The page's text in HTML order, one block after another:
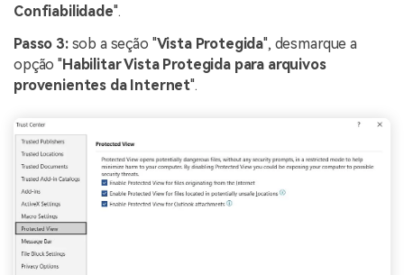
Confiabilidade".
Passo 3:sob a seção "Vista Protegida", desmarque a
opção "Habilitar Vista Protegida para arquivos
provenientes da Internet".